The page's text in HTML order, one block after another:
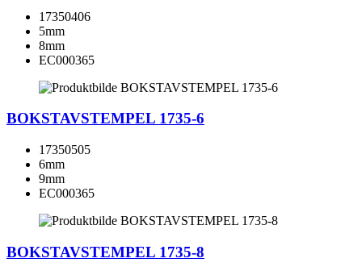
17350406
5mm
8mm
EC000365
BOKSTAVSTEMPEL 1735-6
17350505
6mm
9mm
EC000365
BOKSTAVSTEMPEL 1735-8